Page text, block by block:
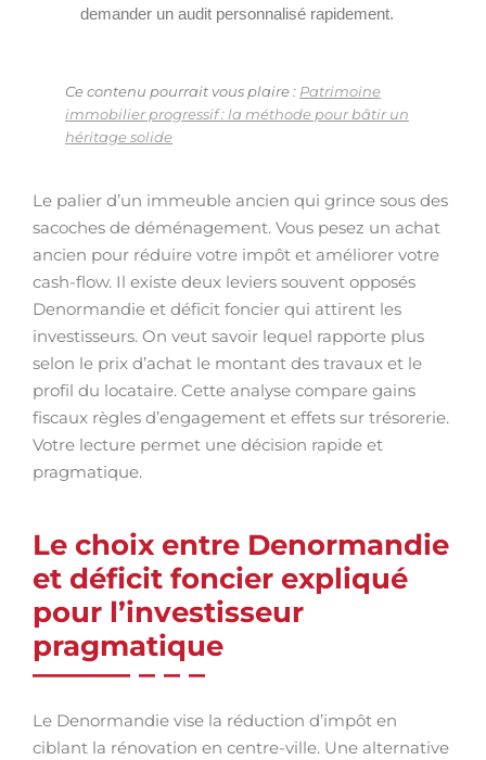
demander un audit personnalisé rapidement.
Ce contenu pourrait vous plaire : Patrimoine
immobilier progressif : la méthode pour bâtir un
héritage solide
Le palier d’un immeuble ancien qui grince sous des
sacoches de déménagement. Vous pesez un achat
ancien pour réduire votre impôt et améliorer votre
cash-flow. Il existe deux leviers souvent opposés
Denormandie et déficit foncier qui attirent les
investisseurs. On veut savoir lequel rapporte plus
selon le prix d’achat le montant des travaux et le
profil du locataire. Cette analyse compare gains
fiscaux règles d’engagement et effets sur trésorerie.
Votre lecture permet une décision rapide et
pragmatique.
Le choix entre Denormandie
et déficit foncier expliqué
pour l’investisseur
pragmatique
Le Denormandie vise la réduction d’impôt en
ciblant la rénovation en centre-ville. Une alternative